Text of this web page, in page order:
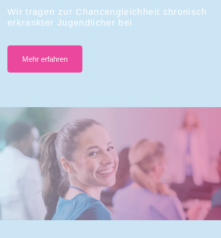
Wir tragen zur Chancengleichheit chronisch
erkrankter Jugendlicher bei
Mehr erfahren